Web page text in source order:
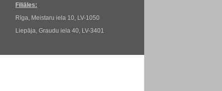
Filiāles:
Rīga, Meistaru iela 10, LV-1050
Liepāja, Graudu iela 40, LV-3401